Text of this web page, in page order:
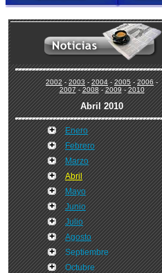
2002-2003-2004-2005-2006-
2007-2008-2009-2010
Abril 2010
Enero
Febrero
Marzo
Abril
Mayo
Junio
Julio
Agosto
Septiembre
Octubre